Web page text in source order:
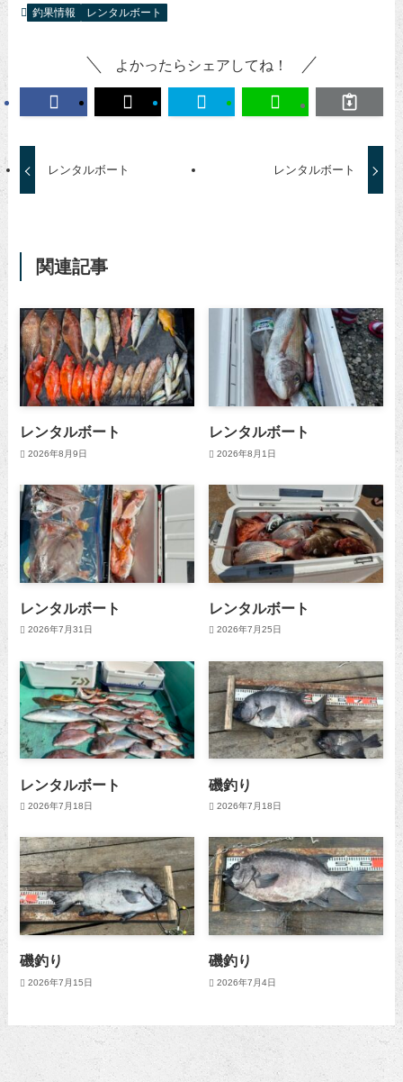
釣果情報 レンタルボート
よかったらシェアしてね！
レンタルボート レンタルボート
関連記事
レンタルボート
2026年8月9日
レンタルボート
2026年8月1日
レンタルボート
2026年7月31日
レンタルボート
2026年7月25日
レンタルボート
2026年7月18日
磯釣り
2026年7月18日
磯釣り
2026年7月15日
磯釣り
2026年7月4日